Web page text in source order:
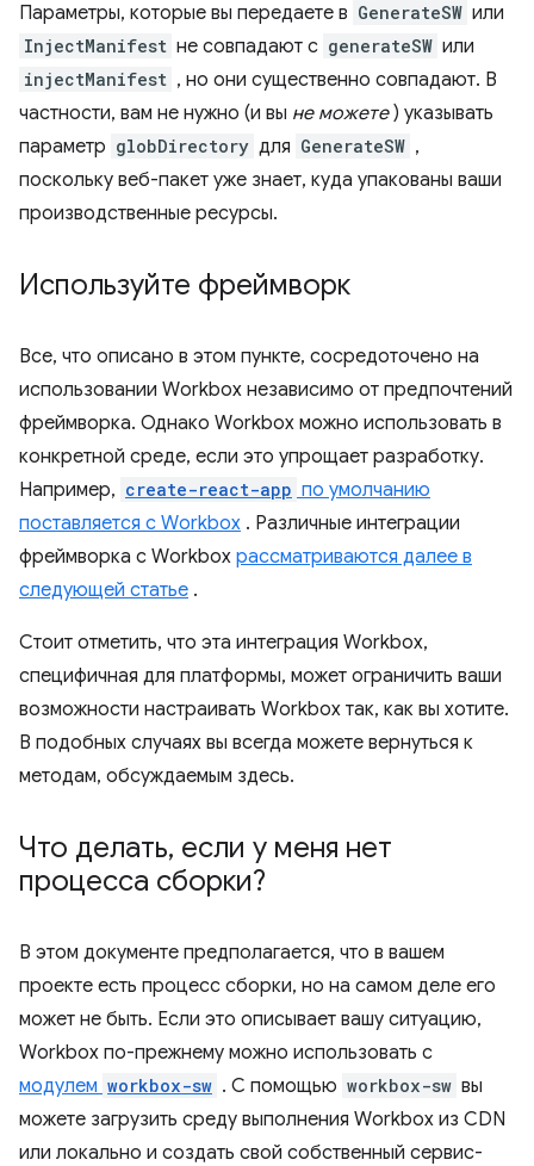
Параметры, которые вы передаете в GenerateSW или
InjectManifest не совпадают с generateSW или
injectManifest , но они существенно совпадают. В
частности, вам не нужно (и вы не можете) указывать
параметр globDirectory для GenerateSW ,
поскольку веб-пакет уже знает, куда упакованы ваши
производственные ресурсы.
Используйте фреймворк
Все, что описано в этом пункте, сосредоточено на
использовании Workbox независимо от предпочтений
фреймворка. Однако Workbox можно использовать в
конкретной среде, если это упрощает разработку.
Например, create-react-app по умолчанию
поставляется с Workbox . Различные интеграции
фреймворка с Workbox рассматриваются далее в
следующей статье .
Стоит отметить, что эта интеграция Workbox,
специфичная для платформы, может ограничить ваши
возможности настраивать Workbox так, как вы хотите.
В подобных случаях вы всегда можете вернуться к
методам, обсуждаемым здесь.
Что делать, если у меня нет
процесса сборки?
В этом документе предполагается, что в вашем
проекте есть процесс сборки, но на самом деле его
может не быть. Если это описывает вашу ситуацию,
Workbox по-прежнему можно использовать с
модулем workbox-sw . С помощью workbox-sw вы
можете загрузить среду выполнения Workbox из CDN
или локально и создать свой собственный сервис-